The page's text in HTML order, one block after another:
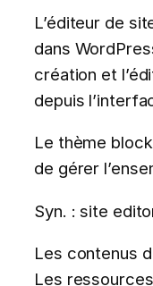
L’éditeur de
dans
création et
depuis
Le thème
de gérer
Syn. : site
Les contenus
Les